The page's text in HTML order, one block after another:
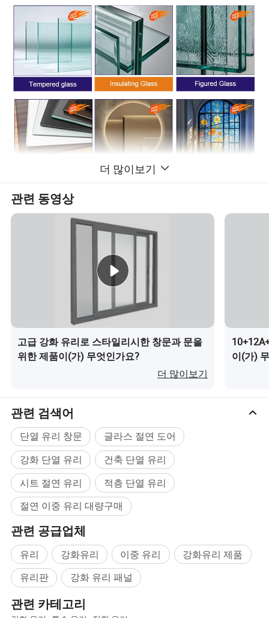
더 많이보기
관련 동영상
고급 강화 유리로 스타일리시한 창문과 문을
위한 제품이(가) 무엇인가요?
더 많이보기
이(가)
관련 검색어
단열 유리 창문
글라스 절연 도어
강화 단열 유리
건축 단열 유리
시트 절연 유리
적층 단열 유리
절연 이중 유리 대량구매
관련 공급업체
유리 강화유리 이중 유리
강화유리 제품
유리판
강화 유리 패널
관련 카테고리